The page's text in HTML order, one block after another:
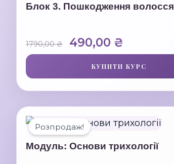
Блок 3. Пошкодження волосся
1790,00₴
Оригінальна
ціна:
1790,00 ₴.
490,00 ₴
ціна:
490,00 ₴.
КУПИТИ КУРС
Розпродаж!
Модуль: Основи трихології